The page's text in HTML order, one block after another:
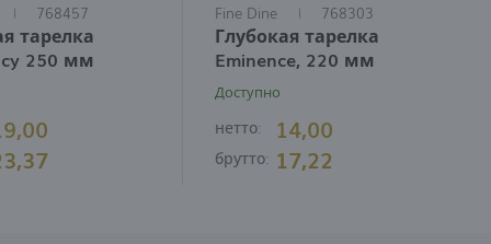
768457
тарелка
250 мм
Fine Dine 768303
Глубокая тарелка
Eminence, 220 мм
Доступно
нетто: 14,00
брутто: 17,22